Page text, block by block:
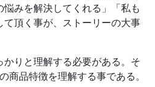
みを解決してくれる」「私も
頂く事が、ストーリーの大事
りと理解する必要がある。そ
商品特徴を理解する事である。